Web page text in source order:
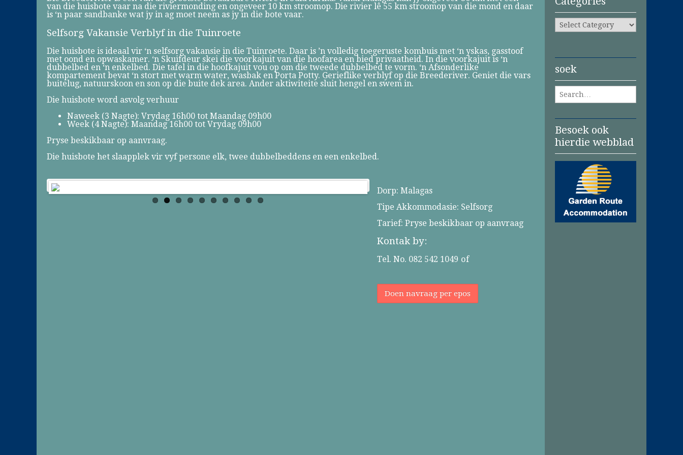
van die huisbote vaar na die riviermonding en ongeveer 10 km stroomop. Die rivier lê 55 km stroomop van die mond en daar
is ‘n paar sandbanke wat jy in ag moet neem as jy in die bote vaar.
Selfsorg Vakansie Verblyf in die Tuinroete
Die huisbote is ideaal vir ‘n selfsorg vakansie in die Tuinroete. Daar is ’n volledig toegeruste kombuis met ‘n yskas, gasstoof
met oond en opwaskamer. ‘n Skuifdeur skei die voorkajuit van die hoofarea en bied privaatheid. In die voorkajuit is ‘n
dubbelbed en ‘n enkelbed. Die tafel in die hoofkajuit vou op om die tweede dubbelbed te vorm. ‘n Afsonderlike
kompartement bevat ‘n stort met warm water, wasbak en Porta Potty. Gerieflike verblyf op die Breederiver. Geniet die vars
buitelug, natuurskoon en son op die buite dek area. Ander aktiwiteite sluit hengel en swem in.
Die huisbote word asvolg verhuur
Naweek (3 Nagte): Vrydag 16h00 tot Maandag 09h00
Week (4 Nagte): Maandag 16h00 tot Vrydag 09h00
Pryse beskikbaar op aanvraag.
Die huisbote het slaapplek vir vyf persone elk, twee dubbelbeddens en een enkelbed.
Dorp: Malagas
Tipe Akkommodasie: Selfsorg
Tarief: Pryse beskikbaar op aanvraag
Kontak by:
Tel. No. 082 542 1049 of
Doen navraag per epos
Categories
soek
Besoek ook
hierdie webblad